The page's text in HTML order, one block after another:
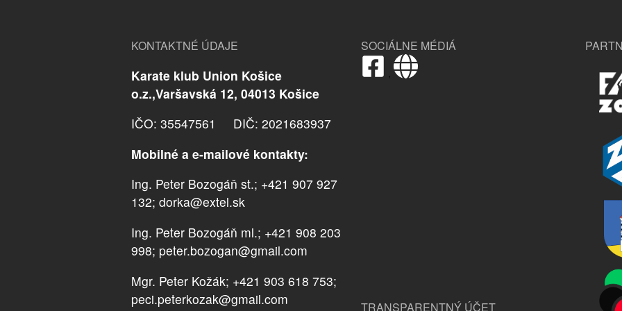
KONTAKTNÉ ÚDAJE
Karate klub Union Košice
o.z.,Varšavská 12, 04013 Košice
IČO: 35547561 DIČ: 2021683937
Mobilné a e-mailové kontakty:
Ing. Peter Bozogáň st.; +421 907 927
132; dorka@extel.sk
Ing. Peter Bozogáň ml.; +421 908 203
998; peter.bozogan@gmail.com
Mgr. Peter Kožák; +421 903 618 753;
peci.peterkozak@gmail.com
SOCIÁLNE MÉDIÁ
,
TRANSPARENTNÝ ÚČET